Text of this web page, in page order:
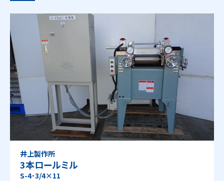
井上製作所
3本ロールミル
S-4･3/4×11